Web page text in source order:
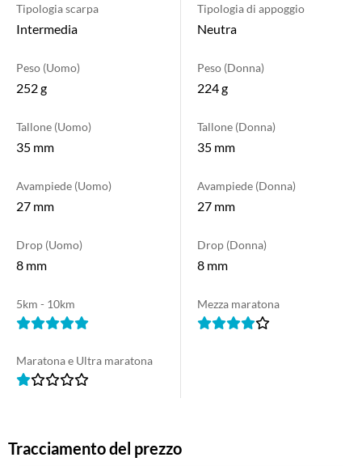
Tipologia scarpa
Intermedia
Tipologia di appoggio
Neutra
Peso (Uomo)
252 g
Peso (Donna)
224 g
Tallone (Uomo)
35 mm
Tallone (Donna)
35 mm
Avampiede (Uomo)
27 mm
Avampiede (Donna)
27 mm
Drop (Uomo)
8 mm
Drop (Donna)
8 mm
5km - 10km Mezza maratona
Maratona e Ultra maratona
Tracciamento del prezzo